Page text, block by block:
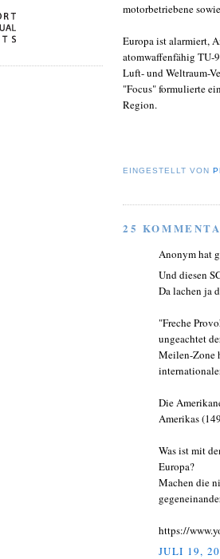
motorbetriebene
Europa ist alarmiert,
atomwaffenfähig TU-
Luft- und Weltraum-
"Focus" formulierte
Region.
EINGESTELLT VON
25
Anonym hat
Und diesen
Da lachen ja
"Freche
ungeachtet
Meilen-Zone
Die
Amerikas
Was ist mit
Europa?
Machen die
https://
JULI 19,